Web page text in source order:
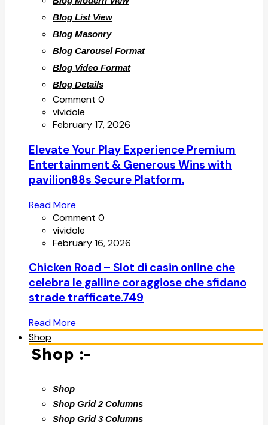
Blog List View
Blog Masonry
Blog Carousel Format
Blog Video Format
Blog Details
Comment 0
vividole
February 17, 2026
Elevate Your Play Experience Premium
Entertainment & Generous Wins with
pavilion88s Secure Platform.
Read More
Comment 0
vividole
February 16, 2026
Chicken Road – Slot di casin online che
celebra le galline coraggiose che sfidano
strade trafficate.749
Read More
Shop
Shop :-
Shop
Shop Grid 2 Columns
Shop Grid 3 Columns